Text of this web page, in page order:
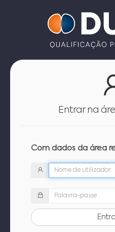
Entrar na
Com dados da área